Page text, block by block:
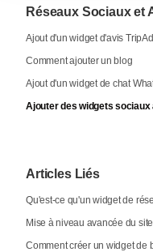
Réseaux Sociaux et
Ajout d'un widget d'avis
Comment ajouter un blog
Ajout d'un widget de chat
Ajouter des widgets sociaux
Articles Liés
Qu'est-ce qu'un widget de
Mise à niveau avancée du
Comment créer un widget de